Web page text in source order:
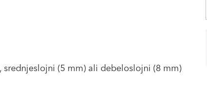
(5 mm) ali debeloslojni (8 mm)